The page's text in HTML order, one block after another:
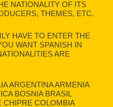
NATIONALITY OF ITS
THEMES, ETC.
HAVE TO ENTER THE
WANT SPANISH IN
ARE
ARGENTINA ARMENIA
BOSNIA BRASIL
CHIPRE COLOMBIA